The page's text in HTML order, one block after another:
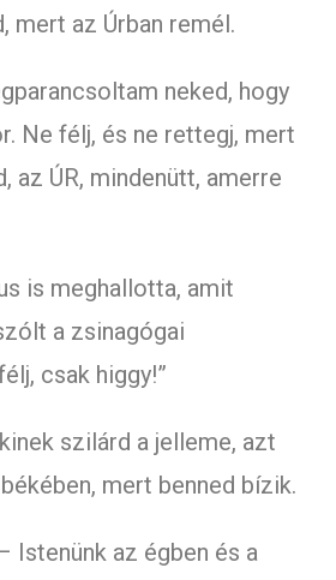
mert az Úrban remél.
neked, hogy
Ne félj, és ne rettegj, mert
az ÚR, mindenütt, amerre
is meghallotta, amit
a zsinagógai
csak higgy!”
szilárd a jelleme, azt
mert benned bízik.
Istenünk az égben és a